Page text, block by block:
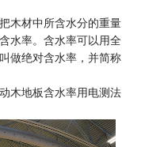
木材中所含水分的重量
水率。含水率可以用全
做绝对含水率，并简称
木地板含水率用电测法